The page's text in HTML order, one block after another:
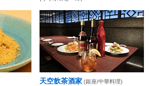
天空飲茶酒家 (銀座/中華料理)